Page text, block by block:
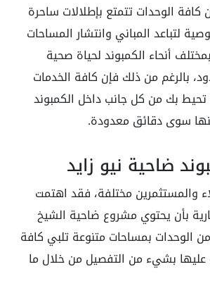
الوحدات تتمتع بإطلالات ساحرة
لتباعد المباني وانتشار المساحات
أنحاء الكمبوند لحياة صحية
بالرغم من ذلك فإن كافة الخدمات
تحيط بك من كل جانب داخل الكمبوند
سوى دقائق معدودة.
ضاحية نيو زايد
والمستثمرين مختلفة، فقد اهتمت
بأن يحتوي مشروع ضاحية الشيخ
الوحدات بمساحات متنوعة تلبي كافة
عليها بشيء من التفصيل من خلال ما